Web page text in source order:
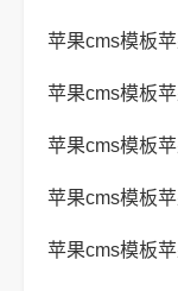
苹果cms模板